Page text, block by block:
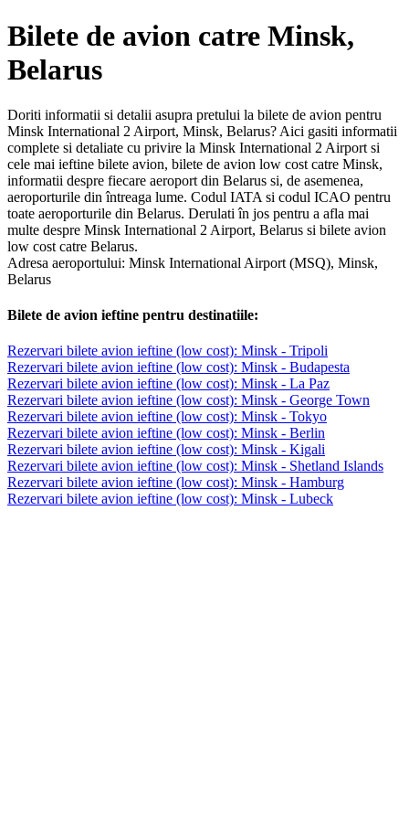
Bilete de avion catre Minsk,
Belarus
Doriti informatii si detalii asupra pretului la bilete de avion pentru
Minsk International 2 Airport, Minsk, Belarus? Aici gasiti informatii
complete si detaliate cu privire la Minsk International 2 Airport si
cele mai ieftine bilete avion, bilete de avion low cost catre Minsk,
informatii despre fiecare aeroport din Belarus si, de asemenea,
aeroporturile din întreaga lume. Codul IATA si codul ICAO pentru
toate aeroporturile din Belarus. Derulati în jos pentru a afla mai
multe despre Minsk International 2 Airport, Belarus si bilete avion
low cost catre Belarus.
Adresa aeroportului: Minsk International Airport (MSQ), Minsk,
Belarus
Bilete de avion ieftine pentru destinatiile:
Rezervari bilete avion ieftine (low cost): Minsk - Tripoli
Rezervari bilete avion ieftine (low cost): Minsk - Budapesta
Rezervari bilete avion ieftine (low cost): Minsk - La Paz
Rezervari bilete avion ieftine (low cost): Minsk - George Town
Rezervari bilete avion ieftine (low cost): Minsk - Tokyo
Rezervari bilete avion ieftine (low cost): Minsk - Berlin
Rezervari bilete avion ieftine (low cost): Minsk - Kigali
Rezervari bilete avion ieftine (low cost): Minsk - Shetland Islands
Rezervari bilete avion ieftine (low cost): Minsk - Hamburg
Rezervari bilete avion ieftine (low cost): Minsk - Lubeck